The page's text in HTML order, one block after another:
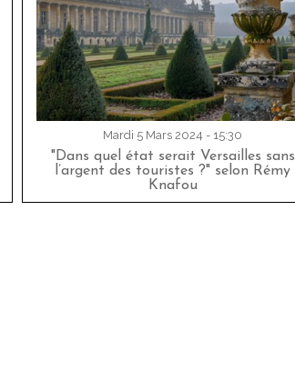
Mardi 5 Mars 2024 - 15:30
"Dans quel état serait Versailles sans
l’argent des touristes ?" selon Rémy
Knafou